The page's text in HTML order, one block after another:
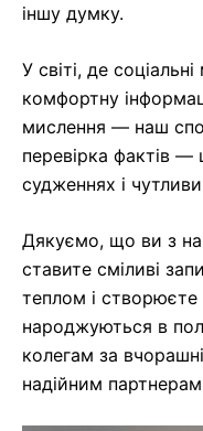
іншу думку.
У світі, де
комфортну
мислення — наш
перевірка фактів
судженнях і
Дякуємо, що ви з
ставите сміливі
теплом і
народжуються в
колегам за
надійним